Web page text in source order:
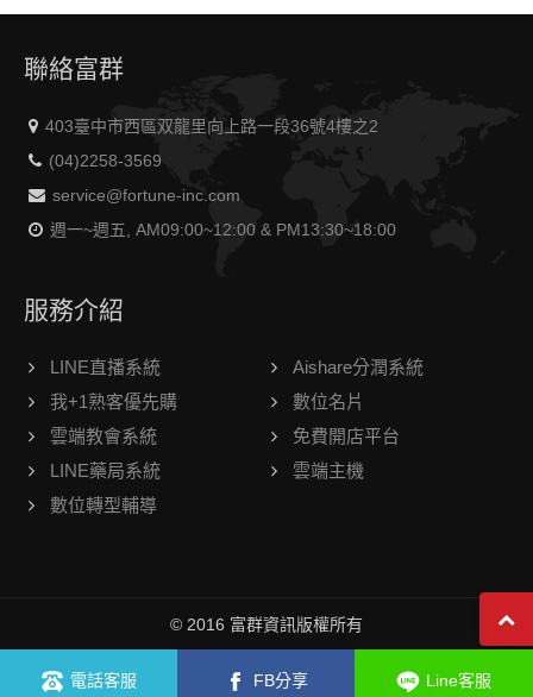
聯絡富群
403臺中市西區双龍里向上路一段36號4樓之2
(04)2258-3569
service@fortune-inc.com
週一~週五, AM09:00~12:00 & PM13:30~18:00
服務介紹
LINE直播系統
Aishare分潤系統
我+1熟客優先購
數位名片
雲端教會系統
免費開店平台
LINE藥局系統
雲端主機
數位轉型輔導
© 2016 富群資訊版權所有
線上客服
電話客服 FB分享 Line客服